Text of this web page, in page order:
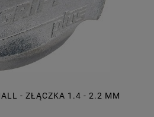
- ZŁĄCZKA 1.4 - 2.2 MM